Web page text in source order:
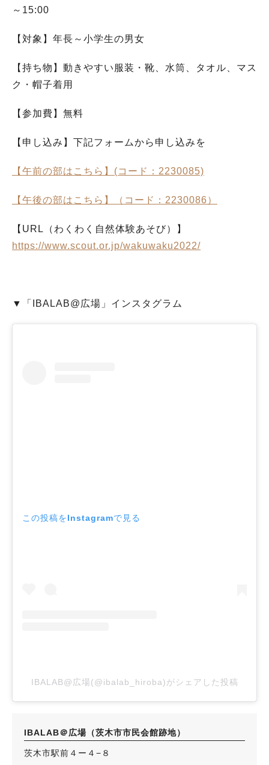
～15:00
【対象】年長～小学生の男女
【持ち物】動きやすい服装・靴、水筒、タオル、マス
ク・帽子着用
【参加費】無料
【申し込み】下記フォームから申し込みを
【午前の部はこちら】(コード：2230085)
【午後の部はこちら】（コード：2230086）
【URL（わくわく自然体験あそび）】
https://www.scout.or.jp/wakuwaku2022/
▼「IBALAB@広場」インスタグラム
この投稿をInstagramで見る
IBALAB@広場(@ibalab_hiroba)がシェアした投稿
IBALAB＠広場（茨木市市民会館跡地）
茨木市駅前４ー４−８